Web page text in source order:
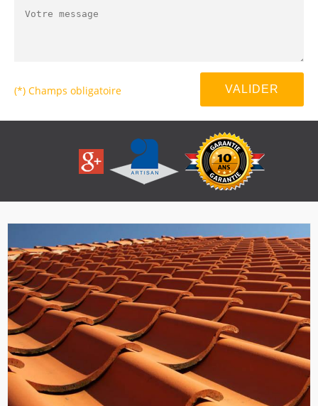
(*) Champs obligatoire